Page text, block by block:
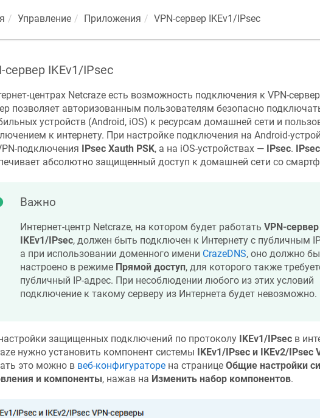
Управление Приложения VPN-сервер IKEv1/IPsec
сервер IKEv1/IPsec
центрах Netcrazeесть возможность подключения к VPN-
позволяет авторизованным пользователям безопасно
устройств (Android, iOS) к ресурсам домашней сети и
к интернету. При настройке подключения на Android-
подключения IPsec Xauth PSK, а на iOS-устройствах — IPsec. IPsec
абсолютно защищенный доступ к домашней сети со
Важно
Интернет-центр Netcraze, на котором будет работать VPN-сервер
IKEv1/IPsec, должен быть подключен к Интернету с публичным
а при использовании доменного имени CrazeDNS, оно должно
настроено в режиме Прямой доступ, для которого также
публичный IP-адрес. При несоблюдении любого из этих условий
подключение к такому серверу из Интернета будет невозможно.
защищенных подключений по протоколу IKEv1/IPsecв
нужно установить компонент системы IKEv1/IPsec и IKEv2/IPsec
это можно в веб-конфигураторена странице Общие настройки
и компоненты, нажав на Изменить набор компонентов.